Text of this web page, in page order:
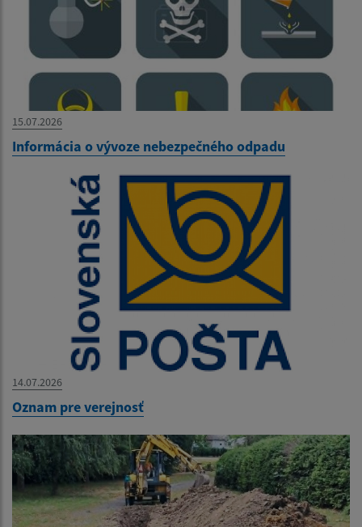
15.07.2026
Informácia o vývoze nebezpečného odpadu
14.07.2026
Oznam pre verejnosť